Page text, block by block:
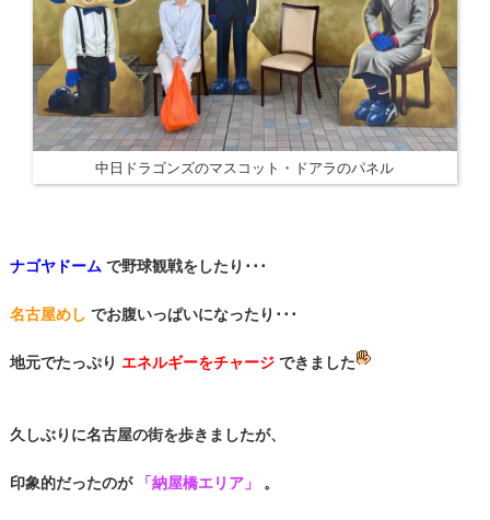
中日ドラゴンズのマスコット・ドアラのパネル
ナゴヤドーム で野球観戦をしたり･･･
名古屋めし でお腹いっぱいになったり･･･
地元でたっぷり エネルギーをチャージ できました
久しぶりに名古屋の街を歩きましたが、
印象的だったのが 「納屋橋エリア」 。